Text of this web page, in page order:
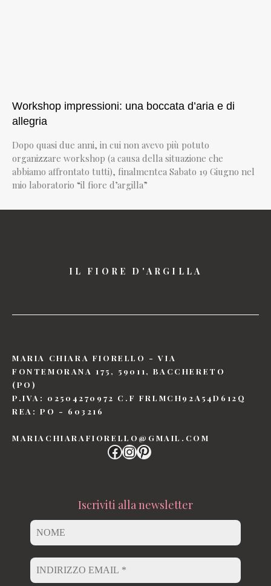
Workshop impressioni: una boccata d’aria e di
allegria
Dopo quasi due anni, in cui non avevo più potuto
organizzare workshop (a causa della situazione che
abbiamo affrontato tutti), finalmentea Sabato 19 Giugno nel
mio laboratorio “il fiore d’argilla”
IL FIORE D'ARGILLA
MARIA CHIARA FIORELLO - VIA
FONTEMORANA 175, 59011, BACCHERETO
(PO)
P.IVA: 02504270972 C.F FRLMCH92A54D612Q
REA: PO - 603216
MARIACHIARAFIORELLO@GMAIL.COM
Iscriviti alla newsletter